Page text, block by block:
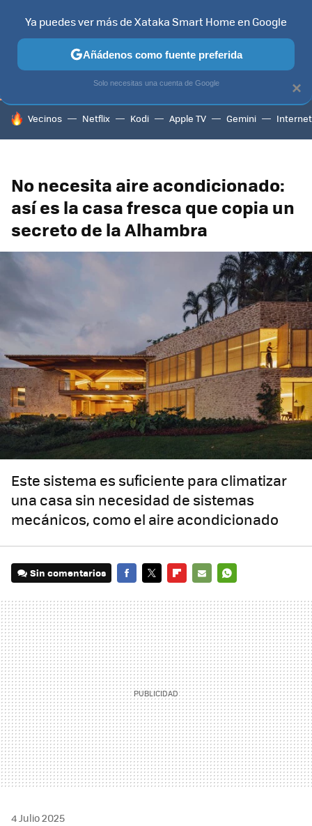
TELEVISORES CONTENIDOS SMART TV SELECCIÓN
HOY SE HABLA DE
Vecinos Netflix Kodi Apple TV Gemini Internet
No necesita aire acondicionado:
así es la casa fresca que copia un
secreto de la Alhambra
Este sistema es suficiente para climatizar
una casa sin necesidad de sistemas
mecánicos, como el aire acondicionado
Sin comentarios
MAIL
4 Julio 2025
×
Ya puedes ver más de Xataka Smart Home en Google
Añádenos como fuente preferida
Solo necesitas una cuenta de Google